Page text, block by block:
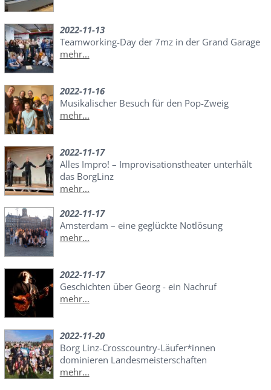
2022-11-13
Teamworking-Day der 7mz in der Grand Garage
mehr...
2022-11-16
Musikalischer Besuch für den Pop-Zweig
mehr...
2022-11-17
Alles Impro! – Improvisationstheater unterhält
das BorgLinz
mehr...
2022-11-17
Amsterdam – eine geglückte Notlösung
mehr...
2022-11-17
Geschichten über Georg - ein Nachruf
mehr...
2022-11-20
Borg Linz-Crosscountry-Läufer*innen
dominieren Landesmeisterschaften
mehr...